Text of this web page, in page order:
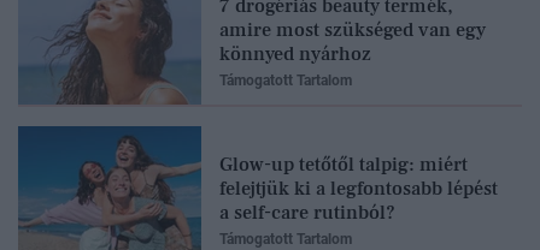
7 drogériás beauty termék,
amire most szükséged van egy
könnyed nyárhoz
Támogatott Tartalom
Glow-up tetőtől talpig: miért
felejtjük ki a legfontosabb lépést
a self-care rutinból?
Támogatott Tartalom